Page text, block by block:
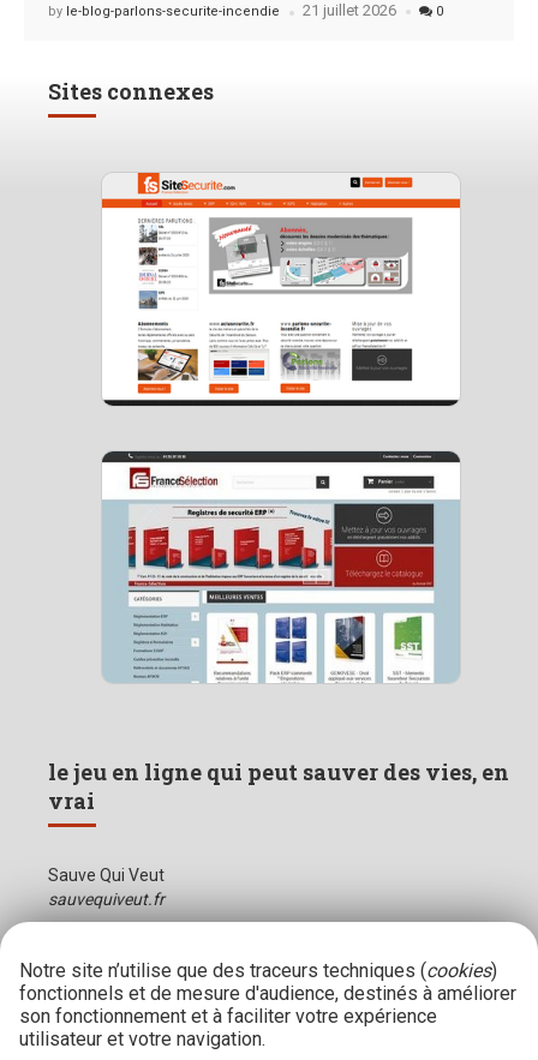
Posted
by le-blog-parlons-securite-incendie 21 juillet 2026 0
Sites connexes
le jeu en ligne qui peut sauver des vies, en
vrai
Sauve Qui Veut
sauvequiveut.fr
Notre site n’utilise que des traceurs techniques (cookies)
fonctionnels et de mesure d'audience, destinés à améliorer
son fonctionnement et à faciliter votre expérience
utilisateur et votre navigation.